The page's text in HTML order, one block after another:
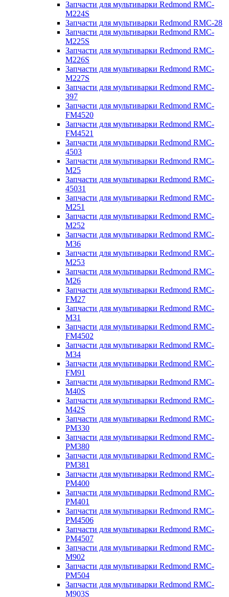
Запчасти для мультиварки Redmond RMC-
M224S
Запчасти для мультиварки Redmond RMC-28
Запчасти для мультиварки Redmond RMC-
M225S
Запчасти для мультиварки Redmond RMC-
M226S
Запчасти для мультиварки Redmond RMC-
M227S
Запчасти для мультиварки Redmond RMC-
397
Запчасти для мультиварки Redmond RMC-
FM4520
Запчасти для мультиварки Redmond RMC-
FM4521
Запчасти для мультиварки Redmond RMC-
4503
Запчасти для мультиварки Redmond RMC-
M25
Запчасти для мультиварки Redmond RMC-
45031
Запчасти для мультиварки Redmond RMC-
M251
Запчасти для мультиварки Redmond RMC-
M252
Запчасти для мультиварки Redmond RMC-
M36
Запчасти для мультиварки Redmond RMC-
M253
Запчасти для мультиварки Redmond RMC-
M26
Запчасти для мультиварки Redmond RMC-
FM27
Запчасти для мультиварки Redmond RMC-
M31
Запчасти для мультиварки Redmond RMC-
FM4502
Запчасти для мультиварки Redmond RMC-
M34
Запчасти для мультиварки Redmond RMC-
FM91
Запчасти для мультиварки Redmond RMC-
M40S
Запчасти для мультиварки Redmond RMC-
M42S
Запчасти для мультиварки Redmond RMC-
PM330
Запчасти для мультиварки Redmond RMC-
PM380
Запчасти для мультиварки Redmond RMC-
PM381
Запчасти для мультиварки Redmond RMC-
PM400
Запчасти для мультиварки Redmond RMC-
PM401
Запчасти для мультиварки Redmond RMC-
PM4506
Запчасти для мультиварки Redmond RMC-
PM4507
Запчасти для мультиварки Redmond RMC-
M902
Запчасти для мультиварки Redmond RMC-
PM504
Запчасти для мультиварки Redmond RMC-
M903S